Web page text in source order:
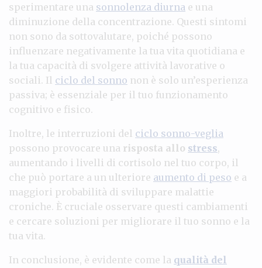
sperimentare una sonnolenza diurna e una
diminuzione della concentrazione. Questi sintomi
non sono da sottovalutare, poiché possono
influenzare negativamente la tua vita quotidiana e
la tua capacità di svolgere attività lavorative o
sociali. Il ciclo del sonno non è solo un’esperienza
passiva; è essenziale per il tuo funzionamento
cognitivo e fisico.
Inoltre, le interruzioni del ciclo sonno-veglia
possono provocare una risposta allo stress,
aumentando i livelli di cortisolo nel tuo corpo, il
che può portare a un ulteriore aumento di peso e a
maggiori probabilità di sviluppare malattie
croniche. È cruciale osservare questi cambiamenti
e cercare soluzioni per migliorare il tuo sonno e la
tua vita.
In conclusione, è evidente come la qualità del